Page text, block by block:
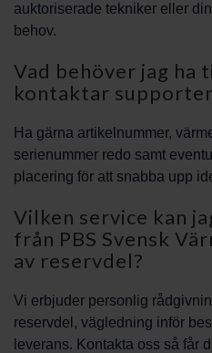
auktoriserade tekniker eller
behov.
Vad behöver jag ha
kontaktar
Ha gärna artikelnummer,
serienummer redo samt
placering för att snabba upp
Vilken service kan
från PBS Svensk
av reservdel?
Vi erbjuder personlig
reservdel, vägledning inför
leverans. Kontakta oss så får